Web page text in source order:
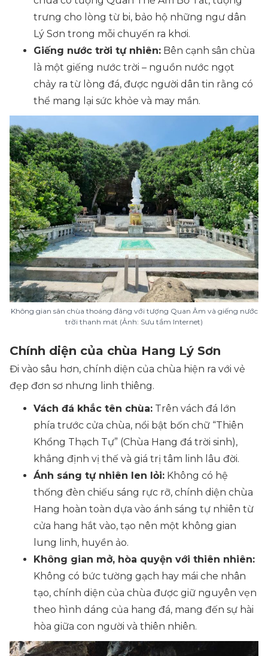
trưng cho lòng từ bi, bảo hộ những ngư dân
Lý Sơn trong mỗi chuyến ra khơi.
Giếng nước trời tự nhiên: Bên cạnh sân chùa
là một giếng nước trời – nguồn nước ngọt
chảy ra từ lòng đá, được người dân tin rằng có
thể mang lại sức khỏe và may mắn.
Không gian sân chùa thoáng đãng với tượng Quan Âm và giếng nước
trời thanh mát (Ảnh: Sưu tầm Internet)
Chính diện của chùa Hang Lý Sơn
Đi vào sâu hơn, chính diện của chùa hiện ra với vẻ
đẹp đơn sơ nhưng linh thiêng.
Vách đá khắc tên chùa: Trên vách đá lớn
phía trước cửa chùa, nổi bật bốn chữ “Thiên
Khổng Thạch Tự” (Chùa Hang đá trời sinh),
khẳng định vị thế và giá trị tâm linh lâu đời.
Ánh sáng tự nhiên len lỏi: Không có hệ
thống đèn chiếu sáng rực rỡ, chính diện chùa
Hang hoàn toàn dựa vào ánh sáng tự nhiên từ
cửa hang hắt vào, tạo nên một không gian
lung linh, huyền ảo.
Không gian mở, hòa quyện với thiên nhiên:
Không có bức tường gạch hay mái che nhân
tạo, chính diện của chùa được giữ nguyên vẹn
theo hình dáng của hang đá, mang đến sự hài
hòa giữa con người và thiên nhiên.